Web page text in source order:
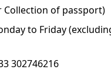
Collection of passport)
to Friday
302746216